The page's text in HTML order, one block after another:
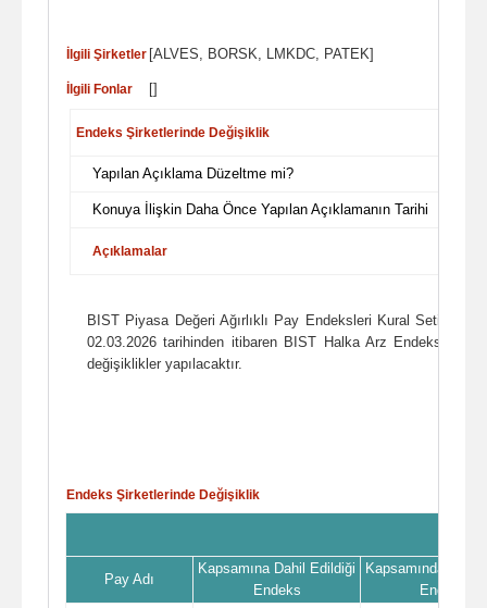
İlgili Şirketler [ALVES, BORSK, LMKDC, PATEK]
İlgili Fonlar []
Endeks Şirketlerinde Değişiklik
Yapılan Açıklama Düzeltme mi?
Konuya İlişkin Daha Önce Yapılan Açıklamanın Tarihi
Açıklamalar
BIST Piyasa Değeri Ağırlıklı Pay Endeksleri Kural Seti 8.18
02.03.2026 tarihinden itibaren BIST Halka Arz Endeksi
değişiklikler yapılacaktır.
Endeks Şirketlerinde Değişiklik
Pay Adı
Kapsamına Dahil Edildiği
Endeks
Kapsamından
Endeks